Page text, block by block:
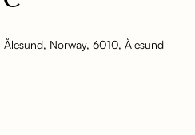
Norway, 6010, Ålesund